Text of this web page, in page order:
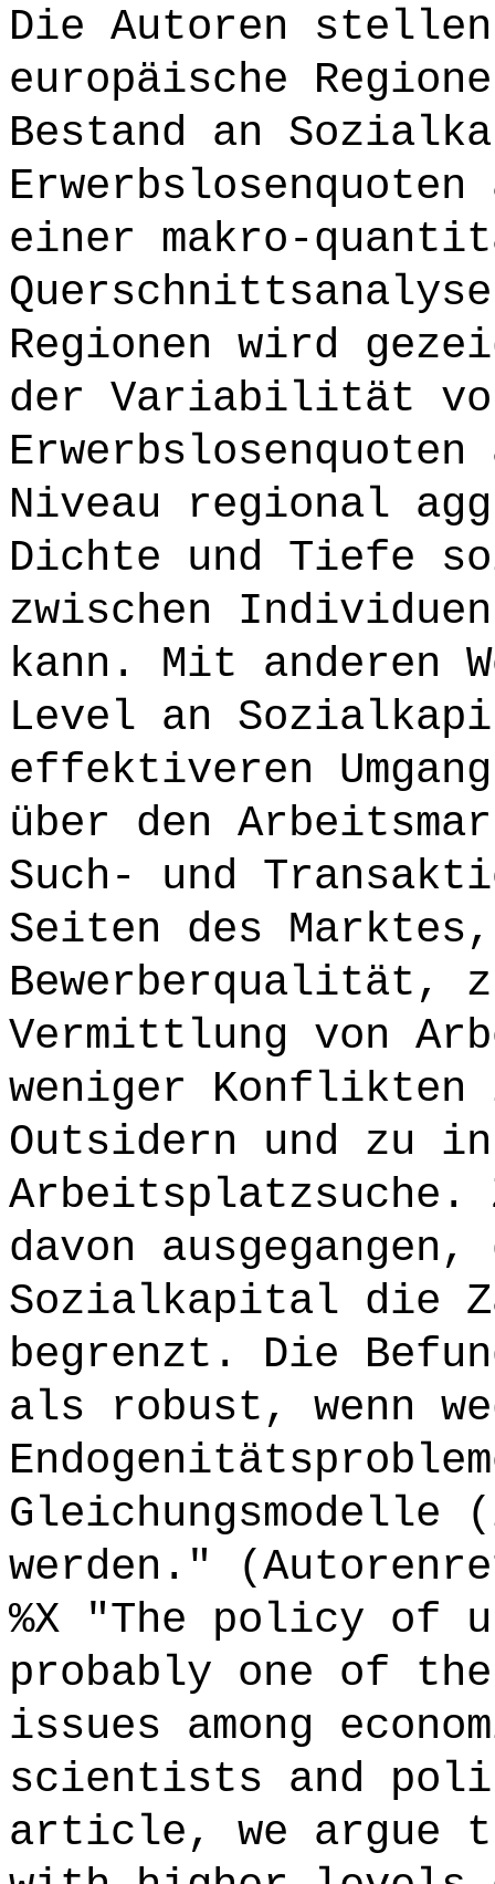
Die Autoren
europäische
Bestand an
einer makro-
Regionen wird
der Variabilität
Niveau regional
Dichte und Tiefe
zwischen
kann. Mit anderen
Level an
effektiveren
über den
Such- und
Seiten des
Bewerberqualität,
Vermittlung von
weniger Konflikten
Outsidern und zu
Arbeitsplatzsuche.
davon
Sozialkapital die
begrenzt. Die
als robust, wenn
Gleichungsmodelle
werden."
%X "The policy of
probably one of
issues among
scientists and
article, we argue